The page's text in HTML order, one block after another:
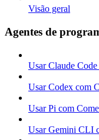
Visão geral
Agentes de
Usar Claude
Usar Codex com
Usar Pi com
Usar Gemini CLI